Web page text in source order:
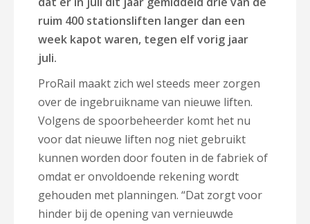
ruim 400 stationsliften langer dan een
week kapot waren, tegen elf vorig jaar
juli.
ProRail maakt zich wel steeds meer zorgen
over de ingebruikname van nieuwe liften.
Volgens de spoorbeheerder komt het nu
voor dat nieuwe liften nog niet gebruikt
kunnen worden door fouten in de fabriek of
omdat er onvoldoende rekening wordt
gehouden met planningen. “Dat zorgt voor
hinder bij de opening van vernieuwde